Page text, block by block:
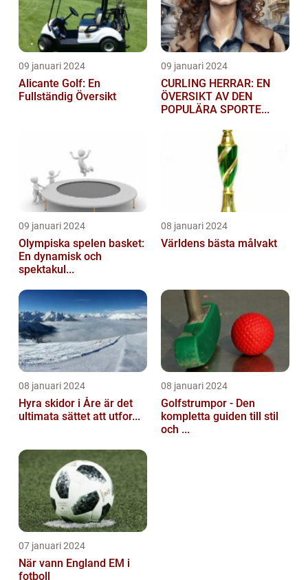
09 januari 2024
Alicante Golf: En
Fullständig Översikt
09 januari 2024
CURLING HERRAR: EN
ÖVERSIKT AV DEN
POPULÄRA SPORTE...
09 januari 2024
Olympiska spelen basket:
En dynamisk och
spektakul...
08 januari 2024
Världens bästa målvakt
08 januari 2024
Hyra skidor i Åre är det
ultimata sättet att utfor...
08 januari 2024
Golfstrumpor - Den
kompletta guiden till stil
och ...
07 januari 2024
När vann England EM i
fotboll